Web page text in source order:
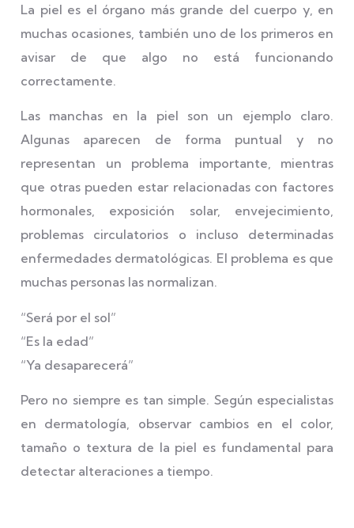
La piel es el órgano más grande del cuerpo y, en
muchas ocasiones, también uno de los primeros en
avisar de que algo no está funcionando
correctamente.
Las manchas en la piel son un ejemplo claro.
Algunas aparecen de forma puntual y no
representan un problema importante, mientras
que otras pueden estar relacionadas con factores
hormonales, exposición solar, envejecimiento,
problemas circulatorios o incluso determinadas
enfermedades dermatológicas. El problema es que
muchas personas las normalizan.
“Será por el sol”
“Es la edad”
“Ya desaparecerá”
Pero no siempre es tan simple. Según especialistas
en dermatología, observar cambios en el color,
tamaño o textura de la piel es fundamental para
detectar alteraciones a tiempo.